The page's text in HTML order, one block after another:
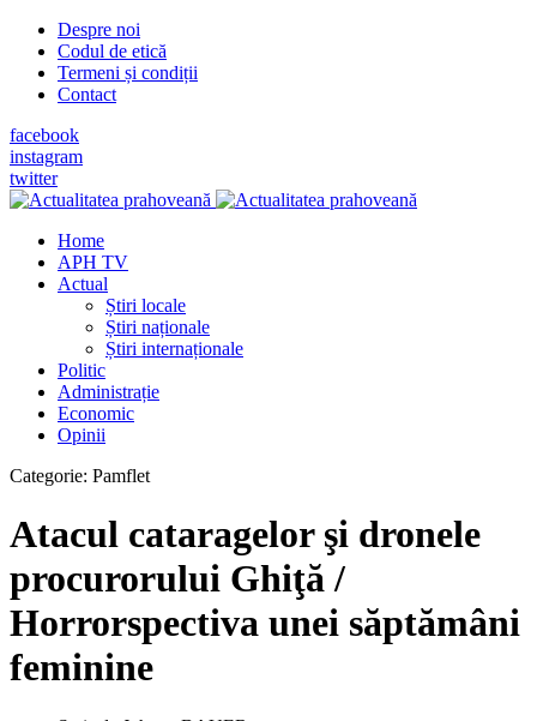
Despre noi
Codul de etică
Termeni și condiții
Contact
facebook
instagram
twitter
Home
APH TV
Actual
Știri locale
Știri naționale
Știri internaționale
Politic
Administrație
Economic
Opinii
Categorie: Pamflet
Atacul cataragelor şi dronele
procurorului Ghiţă /
Horrorspectiva unei săptămâni
feminine